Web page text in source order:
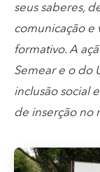
seus saberes,
comunicação e
formativo. A
Semear e o do
inclusão social
de inserção no